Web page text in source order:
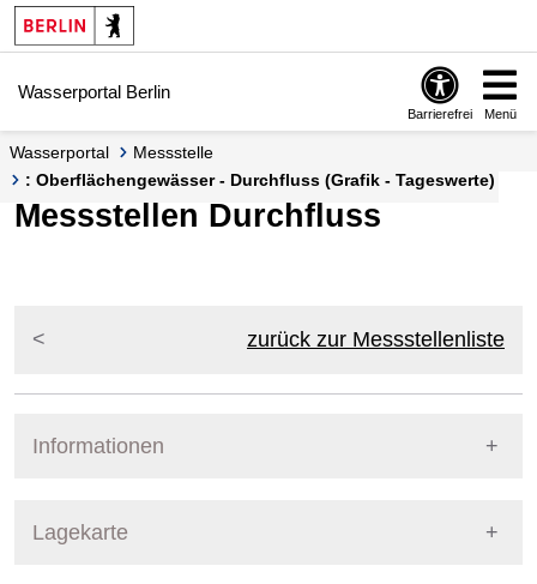
Springe zur Navigation
Springe zum Inhalt
Wasserportal Berlin
Barrierefrei Menü
Wasserportal
Messstelle
: Oberflächengewässer - Durchfluss (Grafik - Tageswerte)
Messstellen Durchfluss
zurück zur Messstellenliste
Informationen
Lagekarte